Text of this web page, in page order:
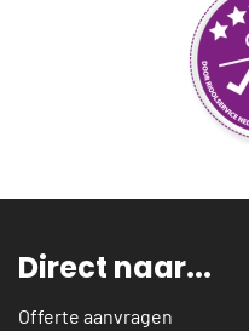
Direct naar...
Offerte aanvragen